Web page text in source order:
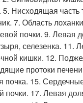
Нисходящая часть
7. Область
почки. 9. Левая
селезенка. 11.
кишки. 12.
протоки
почка. 15.
почки. 17. Левая